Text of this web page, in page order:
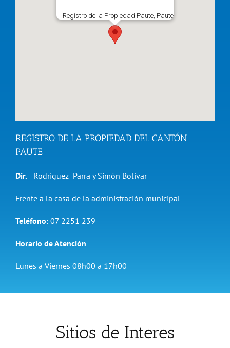
Registro de la Propiedad Paute, Paute
REGISTRO DE LA PROPIEDAD DEL CANTÓN
PAUTE
Dir. Rodriguez Parra y Simón Bolívar
Frente a la casa de la administración municipal
Teléfono: 07 2251 239
Horario de Atención
Lunes a Viernes 08h00 a 17h00
Sitios de Interes